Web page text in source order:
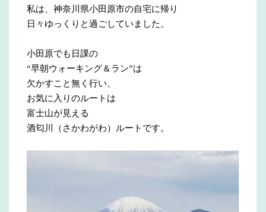
私は、神奈川県小田原市の自宅に帰り
日々ゆっくりと過ごしていました。
小田原でも日課の
“早朝ウォーキング＆ラン”は
欠かすこと無く行い、
お気に入りのルートは
富士山が見える
酒匂川（さかわがわ）ルートです。